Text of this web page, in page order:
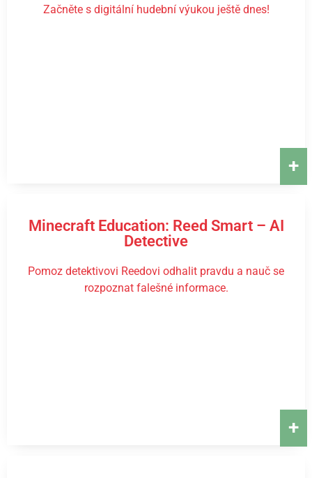
Začněte s digitální hudební výukou ještě dnes!
+
Minecraft Education: Reed Smart – AI
Detective
Pomoz detektivovi Reedovi odhalit pravdu a nauč se
rozpoznat falešné informace.
+